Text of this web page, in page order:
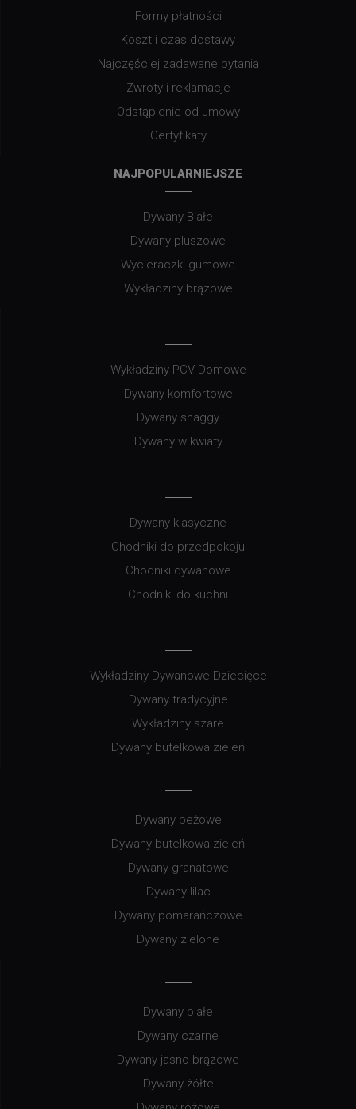
Formy płatności
Koszt i czas dostawy
Najczęściej zadawane pytania
Zwroty i reklamacje
Odstąpienie od umowy
Certyfikaty
NAJPOPULARNIEJSZE
Dywany Białe
Dywany pluszowe
Wycieraczki gumowe
Wykładziny brązowe
Wykładziny PCV Domowe
Dywany komfortowe
Dywany shaggy
Dywany w kwiaty
Dywany klasyczne
Chodniki do przedpokoju
Chodniki dywanowe
Chodniki do kuchni
Wykładziny Dywanowe Dziecięce
Dywany tradycyjne
Wykładziny szare
Dywany butelkowa zieleń
Dywany beżowe
Dywany butelkowa zieleń
Dywany granatowe
Dywany lilac
Dywany pomarańczowe
Dywany zielone
Dywany białe
Dywany czarne
Dywany jasno-brązowe
Dywany żółte